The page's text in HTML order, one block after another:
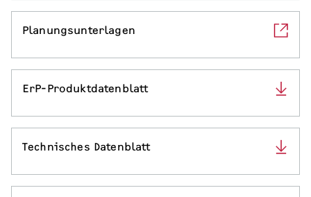
Planungsunterlagen
ErP-Produktdatenblatt
Technisches Datenblatt